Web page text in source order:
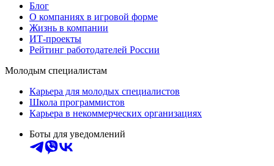
Блог
О компаниях в игровой форме
Жизнь в компании
ИТ-проекты
Рейтинг работодателей России
Молодым специалистам
Карьера для молодых специалистов
Школа программистов
Карьера в некоммерческих организациях
Боты для уведомлений